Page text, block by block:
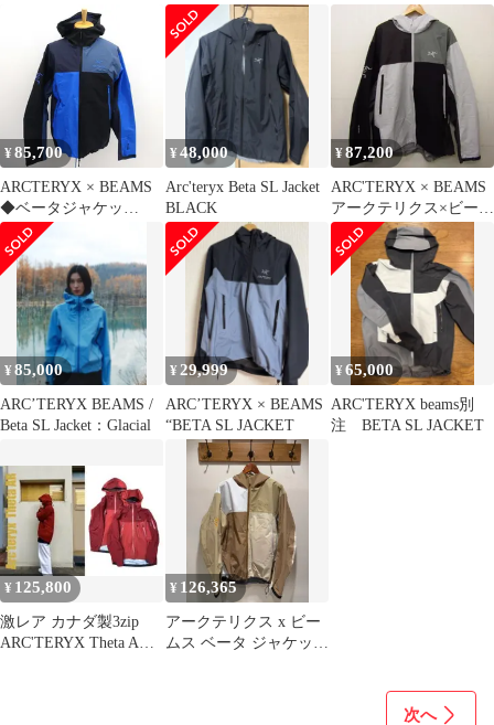
S オリーブ 金刺繍
ラボ ベータジャケット
Lサイズ
¥85,700
ARCTERYX × BEAMS
◆ベータジャケッ
ト/BETA JACKET
M/BORO BLUE/GORE-
TEX/サイズL
X000006534 メンズファ
ッション
¥48,000
Arc'teryx Beta SL Jacket
BLACK
¥87,200
ARC'TERYX × BEAMS
アークテリクス×ビーム
ス 別注 Wabi-Sabi Beta
Jacket GORE-TEX
X000007490 Tranquil
XXL◆FG7087
¥85,000
ARC’TERYX BEAMS /
Beta SL Jacket：Glacial
¥ 29,999
ARC’TERYX × BEAMS
“BETA SL JACKET
¥65,000
ARC'TERYX beams別
注 BETA SL JACKET
¥ 125,800
激レア カナダ製3zip
ARC'TERYX Theta AR
¥ 126,365
アークテリクス x ビー
ムス ベータ ジャケット
次へ